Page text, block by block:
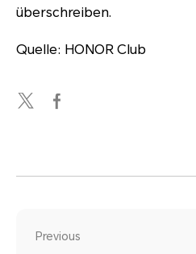
überschreiben.
Quelle: HONOR Club
Previous